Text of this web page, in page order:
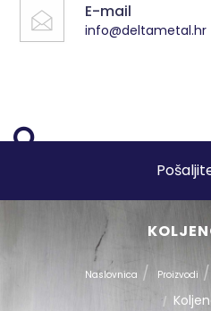
E-mail
info@deltametal.hr
Naslovnica Proizvodi